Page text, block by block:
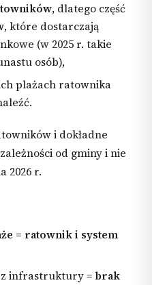
, dlatego część
, które dostarczają
(w 2025 r. takie
osób),
plażach ratownika
i dokładne
od gminy i nie
2026 r.
= ratownik i system
infrastruktury =brak